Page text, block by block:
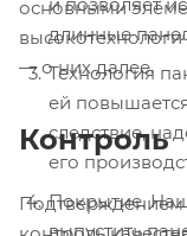
и позволяет
длинные
Технология
ей
следствие,
его
Покрытие.
выпустить
основными
— о них далее.
Контроль
Подтверждением